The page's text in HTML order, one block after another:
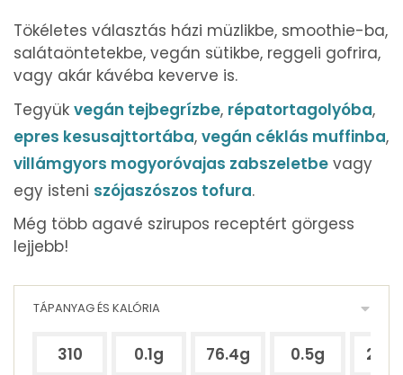
Tökéletes választás házi müzlikbe, smoothie-ba,
salátaöntetekbe, vegán sütikbe, reggeli gofrira,
vagy akár kávéba keverve is.
Tegyük vegán tejbegrízbe, répatortagolyóba,
epres kesusajttortába, vegán céklás muffinba,
villámgyors mogyoróvajas zabszeletbe vagy
egy isteni szójaszószos tofura.
Még több agavé szirupos receptért görgess
lejjebb!
TÁPANYAG ÉS KALÓRIA
310 0.1g 76.4g 0.5g